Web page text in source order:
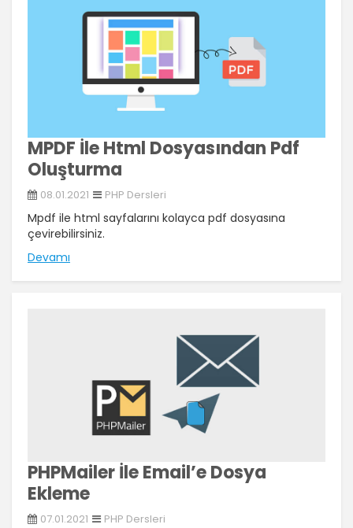
MPDF İle Html Dosyasından Pdf
Oluşturma
08.01.2021 PHP Dersleri
Mpdf ile html sayfalarını kolayca pdf dosyasına
çevirebilirsiniz.
Devamı
PHPMailer İle Email’e Dosya
Ekleme
07.01.2021 PHP Dersleri